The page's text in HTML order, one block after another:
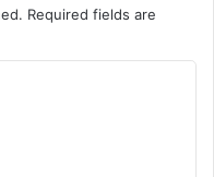
Required fields are